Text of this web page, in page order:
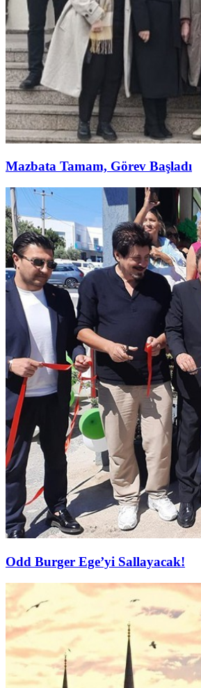
Mazbata Tamam, Görev Başladı
Odd Burger Ege’yi Sallayacak!